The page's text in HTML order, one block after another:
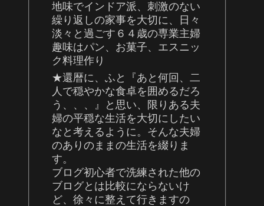
地味でインドア派、刺激のない
繰り返しの家事を大切に、日々
淡々と過ごす６４歳の専業主婦
趣味はパン、お菓子、エスニッ
ク料理作り
★還暦に、ふと『あと何回、二
人で穏やかな食卓を囲めるだろ
う、、、』と思い、限りある夫
婦の平穏な生活を大切にしたい
なと考えるように。そんな夫婦
のありのままの生活を綴りま
す。
ブログ初心者で洗練された他の
ブログとは比較にならないけ
ど、徐々に整えて行きますの